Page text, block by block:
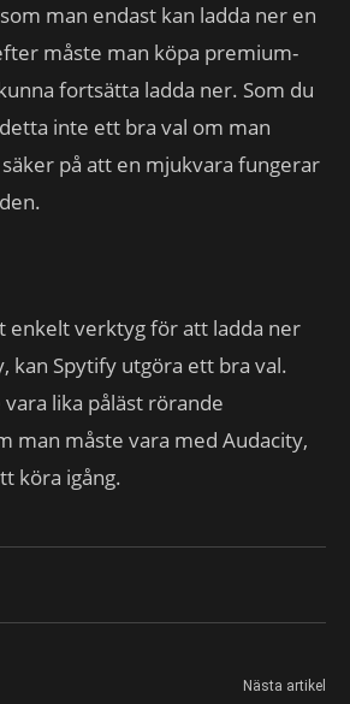
man endast kan ladda ner en
måste man köpa premium-
fortsätta ladda ner. Som du
inte ett bra val om man
på att en mjukvara fungerar
enkelt verktyg för att ladda ner
kan Spytify utgöra ett bra val.
lika påläst rörande
man måste vara med Audacity,
köra igång.
Nästa artikel